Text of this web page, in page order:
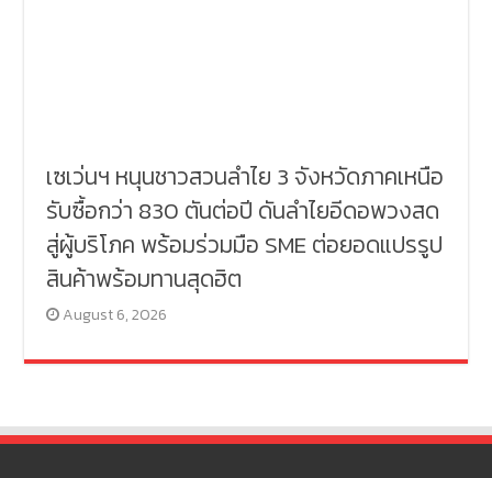
เซเว่นฯ หนุนชาวสวนลำไย 3 จังหวัดภาคเหนือ
รับซื้อกว่า 830 ตันต่อปี ดันลำไยอีดอพวงสด
สู่ผู้บริโภค พร้อมร่วมมือ SME ต่อยอดแปรรูป
สินค้าพร้อมทานสุดฮิต
August 6, 2026